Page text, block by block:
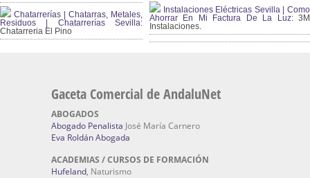
Chatarrerías | Chatarras, Metales,
Residuos | Chatarrerías Sevilla:
Chatarreria El Pino
Instalaciones Eléctricas Sevilla | Como
Ahorrar En Mi Factura De La Luz:3M
Instalaciones.
Gaceta Comercial de AndaluNet
ABOGADOS
Abogado Penalista José María Carnero
Eva Roldán Abogada
ACADEMIAS / CURSOS DE FORMACIÓN
Hufeland, Naturismo